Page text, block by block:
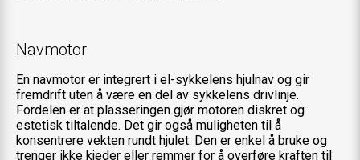
Navmotor
En navmotor er integrert i el-sykkelens hjulnav og gir
fremdrift uten å være en del av sykkelens drivlinje.
Fordelen er at plasseringen gjør motoren diskret og
estetisk tiltalende. Det gir også muligheten til å
konsentrere vekten rundt hjulet. Den er enkel å bruke og
trenger ikke kjeder eller remmer for å overføre kraften til